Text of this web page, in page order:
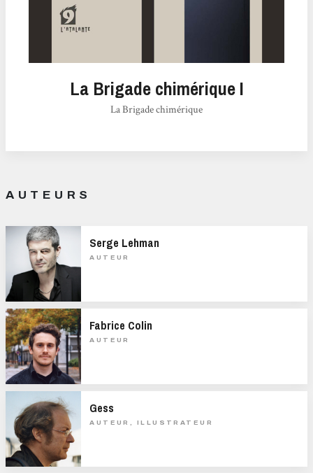
La Brigade chimérique I
La Brigade chimérique
AUTEURS
Serge Lehman
AUTEUR
Fabrice Colin
AUTEUR
Gess
AUTEUR, ILLUSTRATEUR